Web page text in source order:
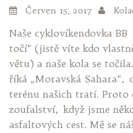
Červen 15, 2017
Naše cyklovíkendovka
točí“ (jistě víte kdo
větu) a naše kola se
říká „Moravská Sahara“,
terénu našich tratí. Proto
zoufalství, když jsme
asfaltových cest. Mě se